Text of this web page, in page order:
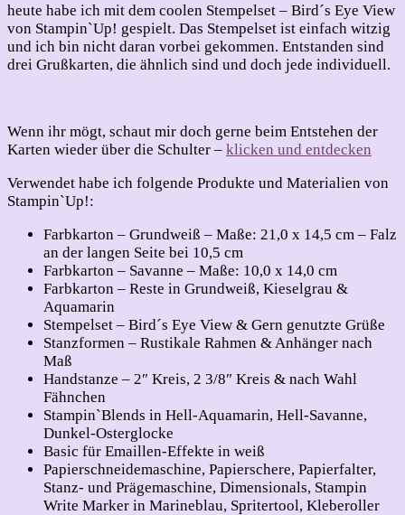
heute habe ich mit dem coolen Stempelset – Bird´s Eye View
von Stampin`Up! gespielt. Das Stempelset ist einfach witzig
und ich bin nicht daran vorbei gekommen. Entstanden sind
drei Grußkarten, die ähnlich sind und doch jede individuell.
Wenn ihr mögt, schaut mir doch gerne beim Entstehen der
Karten wieder über die Schulter – klicken und entdecken
Verwendet habe ich folgende Produkte und Materialien von
Stampin`Up!:
Farbkarton – Grundweiß – Maße: 21,0 x 14,5 cm – Falz
an der langen Seite bei 10,5 cm
Farbkarton – Savanne – Maße: 10,0 x 14,0 cm
Farbkarton – Reste in Grundweiß, Kieselgrau &
Aquamarin
Stempelset – Bird´s Eye View & Gern genutzte Grüße
Stanzformen – Rustikale Rahmen & Anhänger nach
Maß
Handstanze – 2″ Kreis, 2 3/8″ Kreis & nach Wahl
Fähnchen
Stampin`Blends in Hell-Aquamarin, Hell-Savanne,
Dunkel-Osterglocke
Basic für Emaillen-Effekte in weiß
Papierschneidemaschine, Papierschere, Papierfalter,
Stanz- und Prägemaschine, Dimensionals, Stampin
Write Marker in Marineblau, Spritertool, Kleberoller